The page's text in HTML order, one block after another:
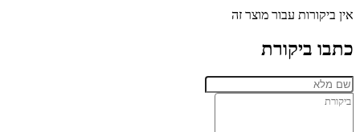
אין ביקורות עבור מוצר זה
כתבו ביקורת